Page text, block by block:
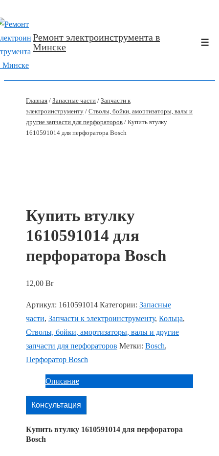
Перейти
к
основному
содержимому
Ремонт электроинструмента в
Минске
Главная / Запасные части / Запчасти к
электроинструменту / Стволы, бойки, амортизаторы, валы и
другие запчасти для перфораторов / Купить втулку
1610591014 для перфоратора Bosch
Купить втулку
1610591014 для
перфоратора Bosch
12,00 Br
Артикул: 1610591014 Категории: Запасные
части, Запчасти к электроинструменту, Кольца,
Стволы, бойки, амортизаторы, валы и другие
запчасти для перфораторов Метки: Bosch,
Перфоратор Bosch
Описание
Консультация
Купить втулку 1610591014 для перфоратора
Bosch